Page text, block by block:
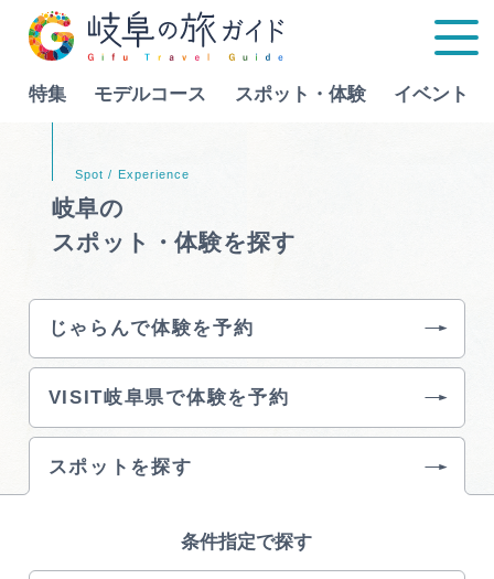
特集 モデルコース スポット・体験 イベント
特集
スポット・体験
イベント
Language
行きたいリストを見る
岐阜の
スポット・体験を探す
スポットを探す
じゃらんで体験を予約
VISIT岐阜県で体験を予約
条件指定で探す